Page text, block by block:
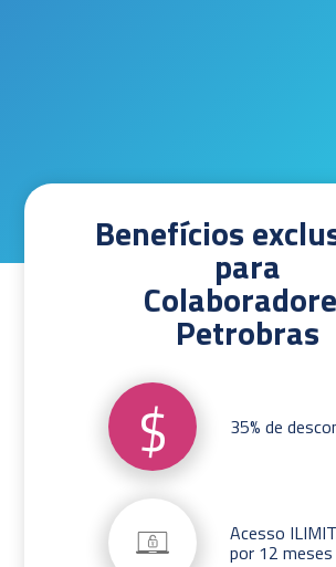
Benefícios
para
Petrobras
$ 35% de
Acesso
por 12 meses